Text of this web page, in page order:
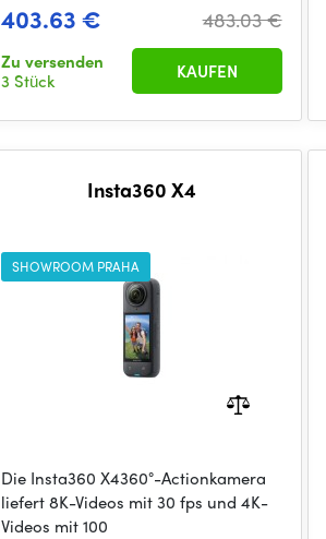
403.63 € 483.03 €
Zu versenden
3 Stück
KAUFEN
Insta360 X4
SHOWROOM PRAHA
Die Insta360 X4360°-Actionkamera
liefert 8K-Videos mit 30 fps und 4K-
Videos mit 100